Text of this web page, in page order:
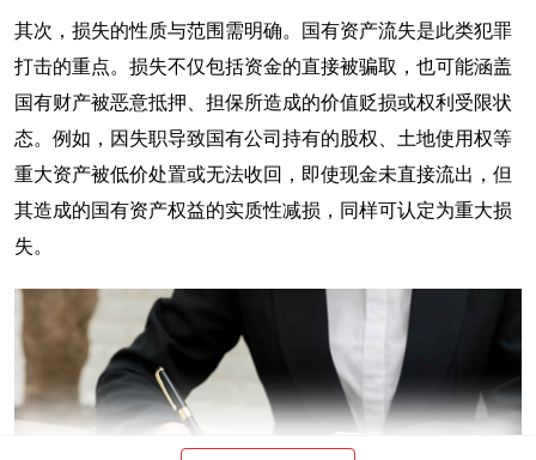
其次，损失的性质与范围需明确。国有资产流失是此类犯罪
打击的重点。损失不仅包括资金的直接被骗取，也可能涵盖
国有财产被恶意抵押、担保所造成的价值贬损或权利受限状
态。例如，因失职导致国有公司持有的股权、土地使用权等
重大资产被低价处置或无法收回，即使现金未直接流出，但
其造成的国有资产权益的实质性减损，同样可认定为重大损
失。